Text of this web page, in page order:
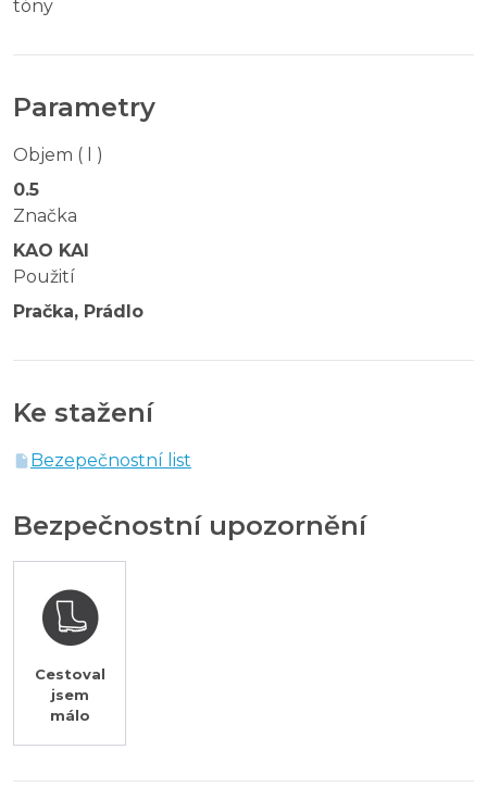
tóny
Parametry
Objem ( l )
0.5
Značka
KAO KAI
Použití
Pračka, Prádlo
Ke stažení
Bezepečnostní list
Bezpečnostní upozornění
Cestoval
jsem
málo